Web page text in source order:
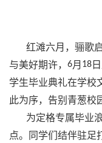
红滩六月，骊歌
与美好期许， 6月 18
学生毕业典礼在学校
此为序，告别青葱校
为定格专属毕业
点。同学们结伴驻足